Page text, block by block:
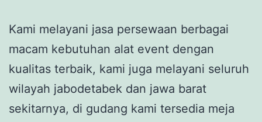
Kami melayani jasa persewaan berbagai
macam kebutuhan alat event dengan
kualitas terbaik, kami juga melayani seluruh
wilayah jabodetabek dan jawa barat
sekitarnya, di gudang kami tersedia meja